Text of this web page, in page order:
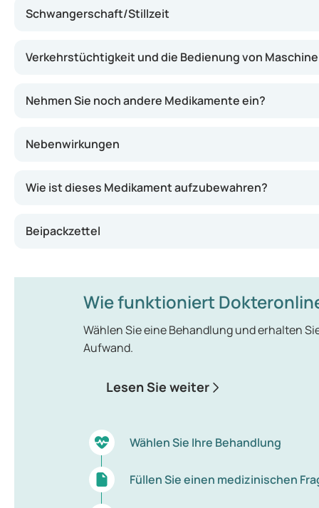
Dänemark
Schwangerschaft/Stillzeit
Verkehrstüchtigkeit und die Bedienung von
Nehmen Sie noch andere Medikamente ein?
Nebenwirkungen
Wie ist dieses Medikament aufzubewahren?
Beipackzettel
Wie funktioniert
Wählen Sie eine Behandlung und erhalten
Aufwand.
Lesen Sie weiter
Wählen Sie Ihre Behandlung
Füllen Sie einen medizinischen